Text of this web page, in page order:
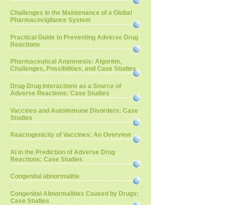
Challenges in the Maintenance of a Global
Pharmacovigilance System
Practical Guide to Preventing Adverse Drug
Reactions
Pharmaceutical Anamnesis: Algoritm,
Challenges, Possibilities, and Case Studies
Drug-Drug Interactions as a Source of
Adverse Reactions: Case Studies
Vaccines and Autoimmune Disorders: Case
Studies
Reactogenicity of Vaccines: An Overview
AI in the Prediction of Adverse Drug
Reactions: Case Studies
Congenital abnormalitie
Congenital Abnormalities Caused by Drugs:
Case Studies